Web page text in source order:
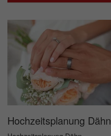
Hochzeitsplanung Dähn